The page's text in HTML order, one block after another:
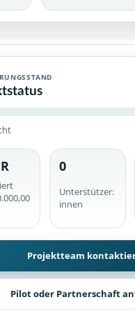
Archivierte
werden serverseitig
0
Unterstützer:
innen
Projektteam
Pilot oder Partnerschaft